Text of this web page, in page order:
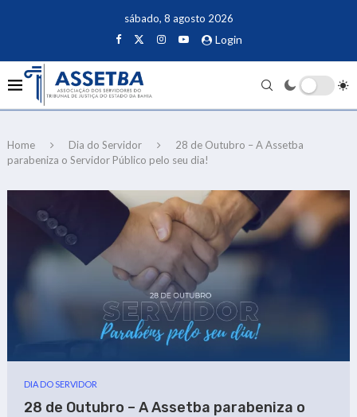
sábado, 8 agosto 2026
Login
Home Dia do Servidor
28 de Outubro – A Assetba
parabeniza o Servidor Público pelo seu dia!
DIA DO SERVIDOR
28 de Outubro – A Assetba parabeniza o